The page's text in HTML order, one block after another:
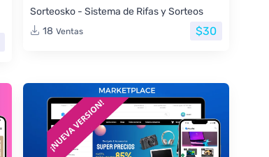
Sorteosko - Sistema de Rifas y Sorteos
18 Ventas $30